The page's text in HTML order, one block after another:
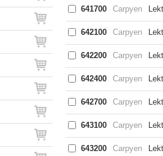
641700 Carpyen
642100 Carpyen
642200 Carpyen
642400 Carpyen
642700 Carpyen
643100 Carpyen
643200 Carpyen